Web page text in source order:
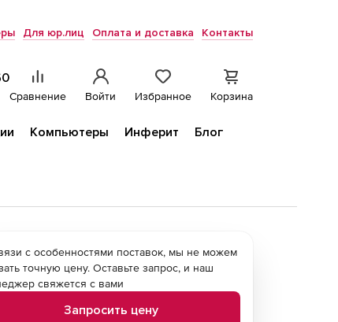
Для юр.лиц Оплата и доставка Контакты
Сравнение Войти Избранное Корзина
Компьютеры Инферит
Блог
с особенностями поставок, мы не можем
точную цену. Оставьте запрос, и наш
свяжется с вами
Запросить цену